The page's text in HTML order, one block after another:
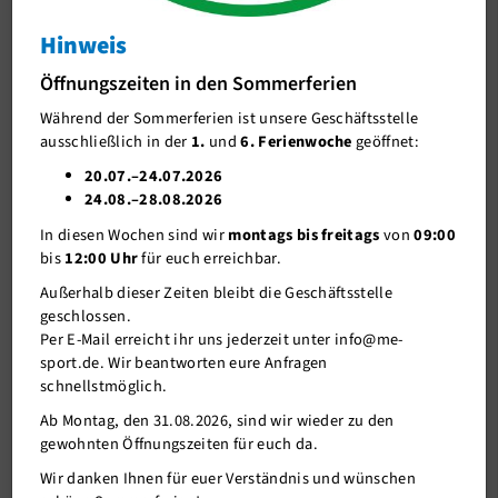
Öffnungszeiten und Kurse vom
24.12.-01.01.2022
Öffnungszeiten und Kurse vom 24.12.-01.01.2022
Zwischen Weihnachten und Neujahr (24.12.-01.01.23) ist das
Studio zu folgenden Zeiten für euer Training auf der Fläche
geöffnet. In diesem Zeitraum gilt auch ein angepasster Kursplan
(Download siehe unten im Beitrag).
Öffnungszeit
SA, 24.12.2022
So, 25.12.2022
geschlossen
J-Team
Stellenangebote
Förderverein me-sport e.V.
Mitgliederservice
Verantwortung
Hinweis
Öffnungszeiten in den Sommerferien
Während der Sommerferien ist unsere Geschäftsstelle
ausschließlich in der 1. und6. Ferienwochegeöffnet:
20.07.–24.07.2026
24.08.–28.08.2026
In diesen Wochen sind wirmontags bis freitagsvon09:00
bis12:00 Uhrfür euch erreichbar.
Außerhalb dieser Zeiten bleibt die Geschäftsstelle
geschlossen.
Per E-Mail erreicht ihr uns jederzeit unter info@me-
sport.de. Wir beantworten eure Anfragen
schnellstmöglich.
Ab Montag, den 31.08.2026, sind wir wieder zu den
gewohnten Öffnungszeiten für euch da.
Wir danken Ihnen für euer Verständnis und wünschen